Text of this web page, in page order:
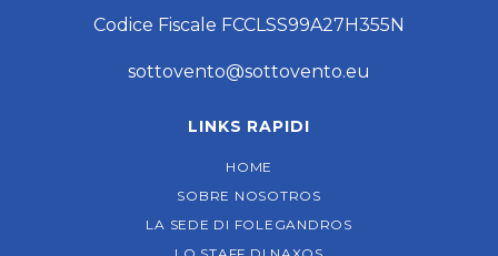
Codice Fiscale FCCLSS99A27H355N
sottovento@sottovento.eu
LINKS RAPIDI
HOME
SOBRE NOSOTROS
LA SEDE DI FOLEGANDROS